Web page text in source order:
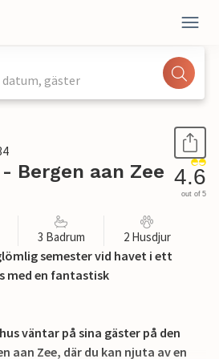
gäster
Bergen aan Zee 4.6
out of 5
3 Badrum 2 Husdjur
semester vid havet i ett
med en fantastisk
väntar på sina gäster på den
aan Zee, där du kan njuta av en